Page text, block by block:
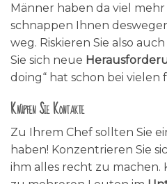
Männer haben da viel mehr
schnappen Ihnen
weg. Riskieren Sie also
Sie sich neue
doing“ hat schon bei vielen
Knüpfen Sie Kontakte
Zu Ihrem Chef sollten Sie
haben! Konzentrieren Sie
ihm alles recht zu machen.